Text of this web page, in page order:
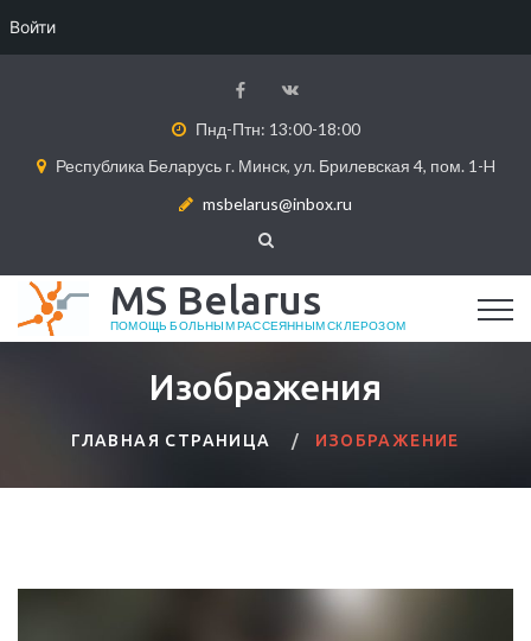
Пнд-Птн: 13:00-18:00
Республика Беларусь г. Минск, ул. Брилевская 4, пом. 1-H
msbelarus@inbox.ru
MS Belarus
ПОМОЩЬ БОЛЬНЫМ РАССЕЯННЫМ СКЛЕРОЗОМ
Изображения
ГЛАВНАЯ СТРАНИЦА ИЗОБРАЖЕНИЕ
Войти